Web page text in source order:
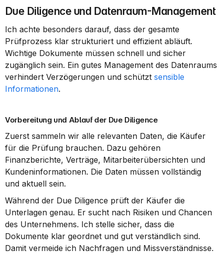
Due Diligence und Datenraum-Management
Ich achte besonders darauf, dass der gesamte
Prüfprozess klar strukturiert und effizient abläuft.
Wichtige Dokumente müssen schnell und sicher
zugänglich sein. Ein gutes Management des Datenraums
verhindert Verzögerungen und schützt sensible
Informationen.
Vorbereitung und Ablauf der Due Diligence
Zuerst sammeln wir alle relevanten Daten, die Käufer
für die Prüfung brauchen. Dazu gehören
Finanzberichte, Verträge, Mitarbeiterübersichten und
Kundeninformationen. Die Daten müssen vollständig
und aktuell sein.
Während der Due Diligence prüft der Käufer die
Unterlagen genau. Er sucht nach Risiken und Chancen
des Unternehmens. Ich stelle sicher, dass die
Dokumente klar geordnet und gut verständlich sind.
Damit vermeide ich Nachfragen und Missverständnisse.